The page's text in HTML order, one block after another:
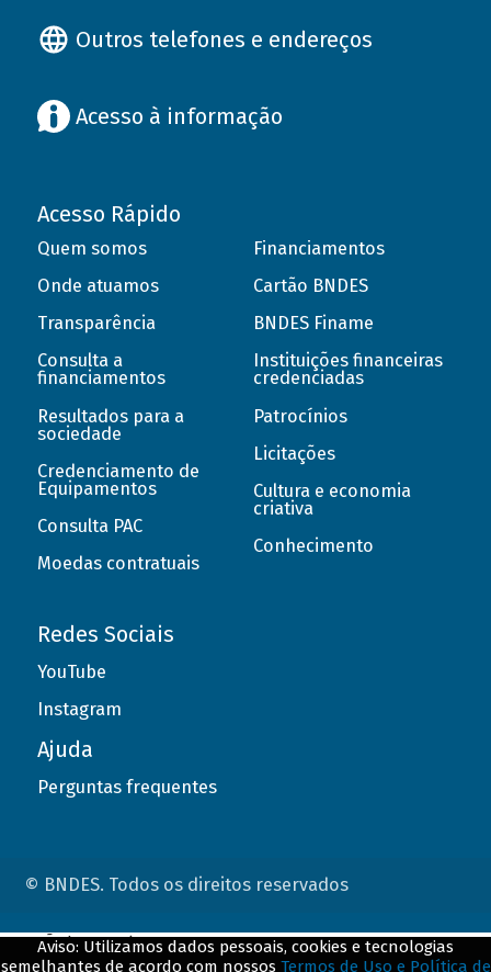
Outros telefones e endereços
Acesso à informação
Acesso Rápido
Quem somos
Onde atuamos
Transparência
Consulta a
financiamentos
Resultados para a
sociedade
Credenciamento de
Equipamentos
Consulta PAC
Moedas contratuais
Financiamentos
Cartão BNDES
BNDES Finame
Instituições financeiras
credenciadas
Patrocínios
Licitações
Cultura e economia
criativa
Conhecimento
Redes Sociais
YouTube
Instagram
Ajuda
Perguntas frequentes
© BNDES. Todos os direitos reservados
Aviso: Utilizamos dados pessoais, cookies e tecnologias
semelhantes de acordo com nossos Termos de Uso e Política de
ConteÃºdo complementar